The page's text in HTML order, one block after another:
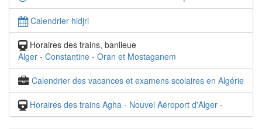
Calendrier hidjri
Horaires des trains, banlieue
Alger - Constantine - Oran et Mostaganem
Calendrier des vacances et examens scolaires en Algérie
Horaires des trains Agha - Nouvel Aéroport d'Alger -